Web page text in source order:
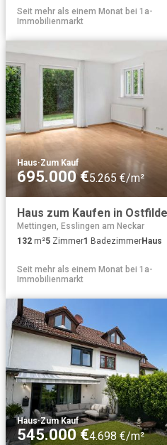
Seit mehr als einem Monat bei 1a-
Immobilienmarkt
Haus·Zum Kauf
695.000 €5.265 €/m²
Mettingen, Esslingen am Neckar
132 m²5 Zimmer1 BadezimmerHaus
Seit mehr als einem Monat bei 1a-
Immobilienmarkt
Haus·Zum Kauf
545.000 €4.698 €/m²